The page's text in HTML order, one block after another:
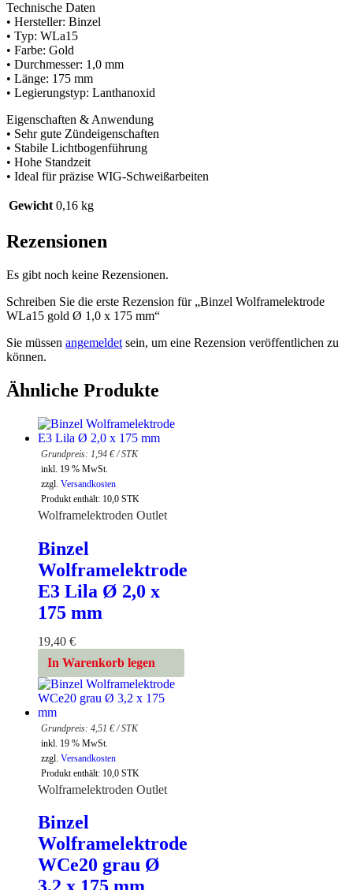
Technische Daten
• Hersteller: Binzel
• Typ: WLa15
• Farbe: Gold
• Durchmesser: 1,0 mm
• Länge: 175 mm
• Legierungstyp: Lanthanoxid
Eigenschaften & Anwendung
• Sehr gute Zündeigenschaften
• Stabile Lichtbogenführung
• Hohe Standzeit
• Ideal für präzise WIG-Schweißarbeiten
Gewicht 0,16 kg
Rezensionen
Es gibt noch keine Rezensionen.
Schreiben Sie die erste Rezension für „Binzel Wolframelektrode
WLa15 gold Ø 1,0 x 175 mm“
Sie müssen angemeldet sein, um eine Rezension veröffentlichen zu
können.
Ähnliche Produkte
1,94 €/STK
inkl. 19 % MwSt.
zzgl. Versandkosten
Produkt enthält: 10,0 STK
Wolframelektroden Outlet
Binzel
Wolframelektrode
E3 Lila Ø 2,0 x
175 mm
19,40 €
In Warenkorb legen
4,51 €/STK
inkl. 19 % MwSt.
zzgl. Versandkosten
Produkt enthält: 10,0 STK
Wolframelektroden Outlet
Binzel
Wolframelektrode
WCe20 grau Ø